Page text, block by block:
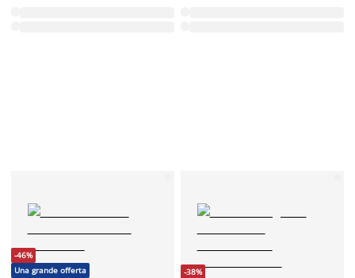
-46%
Una grande offerta
-38%